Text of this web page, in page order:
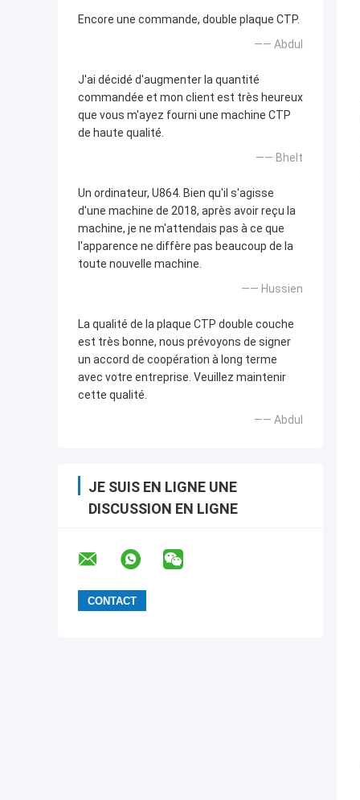
Encore une commande, double plaque CTP.
—— Abdul
J'ai décidé d'augmenter la quantité
commandée et mon client est très heureux
que vous m'ayez fourni une machine CTP
de haute qualité.
—— Bhelt
Un ordinateur, U864. Bien qu'il s'agisse
d'une machine de 2018, après avoir reçu la
machine, je ne m'attendais pas à ce que
l'apparence ne diffère pas beaucoup de la
toute nouvelle machine.
—— Hussien
La qualité de la plaque CTP double couche
est très bonne, nous prévoyons de signer
un accord de coopération à long terme
avec votre entreprise. Veuillez maintenir
cette qualité.
—— Abdul
JE SUIS EN LIGNE UNE
DISCUSSION EN LIGNE